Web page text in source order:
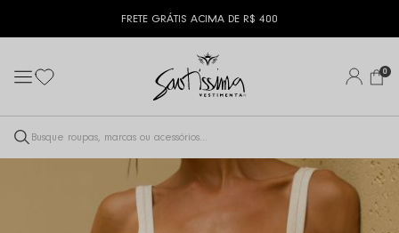
FRETE GRÁTIS ACIMA DE R$ 400
0
VESTIDO